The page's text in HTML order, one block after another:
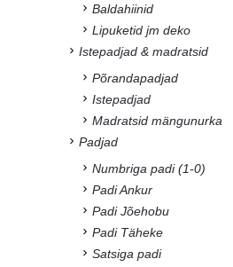
Baldahiinid
Lipuketid jm deko
Istepadjad & madratsid
Põrandapadjad
Istepadjad
Madratsid mängunurka
Padjad
Numbriga padi (1-0)
Padi Ankur
Padi Jõehobu
Padi Täheke
Satsiga padi